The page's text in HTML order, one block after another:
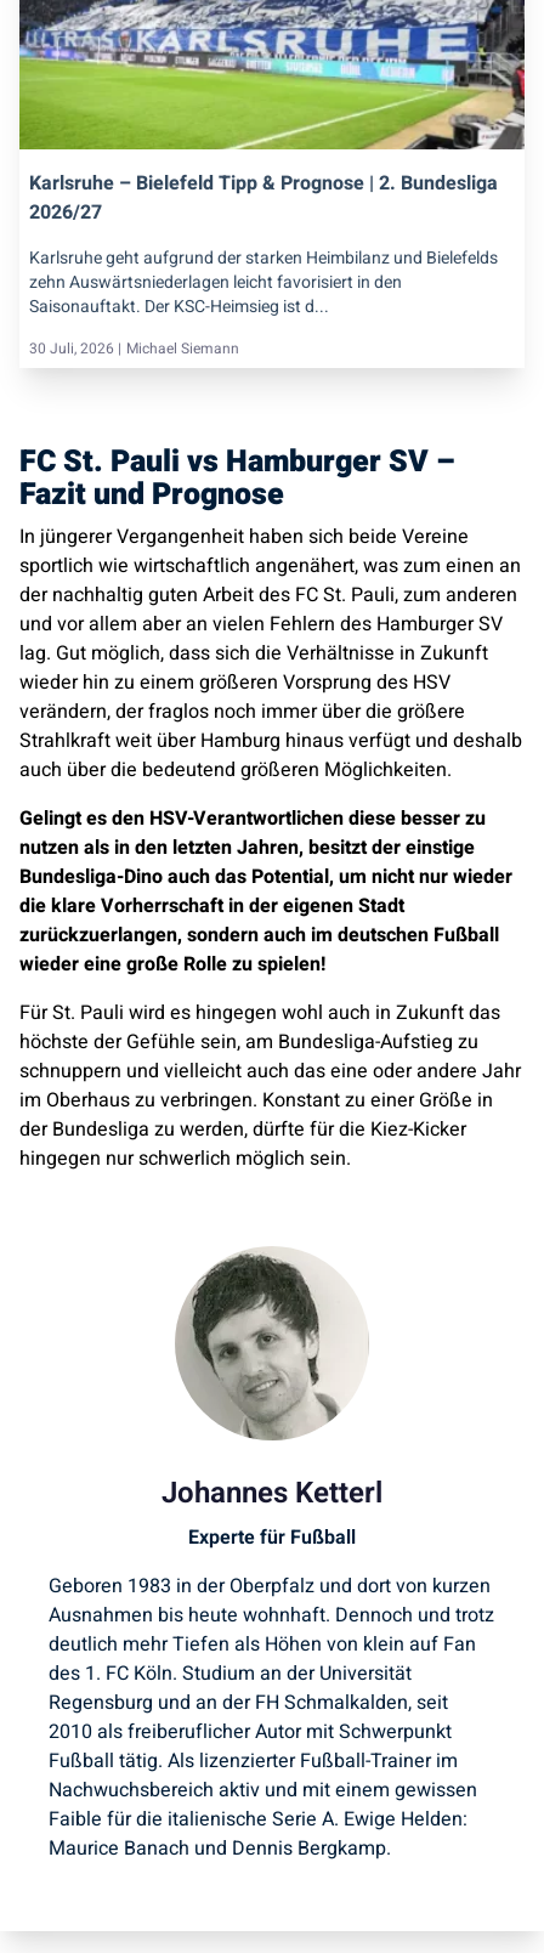
Karlsruhe – Bielefeld Tipp & Prognose | 2. Bundesliga
2026/27
Karlsruhe geht aufgrund der starken Heimbilanz und Bielefelds
zehn Auswärtsniederlagen leicht favorisiert in den
Saisonauftakt. Der KSC-Heimsieg ist d...
30 Juli, 2026 | Michael Siemann
FC St. Pauli vs Hamburger SV –
Fazit und Prognose
In jüngerer Vergangenheit haben sich beide Vereine
sportlich wie wirtschaftlich angenähert, was zum einen an
der nachhaltig guten Arbeit des FC St. Pauli, zum anderen
und vor allem aber an vielen Fehlern des Hamburger SV
lag. Gut möglich, dass sich die Verhältnisse in Zukunft
wieder hin zu einem größeren Vorsprung des HSV
verändern, der fraglos noch immer über die größere
Strahlkraft weit über Hamburg hinaus verfügt und deshalb
auch über die bedeutend größeren Möglichkeiten.
Gelingt es den HSV-Verantwortlichen diese besser zu
nutzen als in den letzten Jahren, besitzt der einstige
Bundesliga-Dino auch das Potential, um nicht nur wieder
die klare Vorherrschaft in der eigenen Stadt
zurückzuerlangen, sondern auch im deutschen Fußball
wieder eine große Rolle zu spielen!
Für St. Pauli wird es hingegen wohl auch in Zukunft das
höchste der Gefühle sein, am Bundesliga-Aufstieg zu
schnuppern und vielleicht auch das eine oder andere Jahr
im Oberhaus zu verbringen. Konstant zu einer Größe in
der Bundesliga zu werden, dürfte für die Kiez-Kicker
hingegen nur schwerlich möglich sein.
Johannes Ketterl
Experte für Fußball
Geboren 1983 in der Oberpfalz und dort von kurzen
Ausnahmen bis heute wohnhaft. Dennoch und trotz
deutlich mehr Tiefen als Höhen von klein auf Fan
des 1. FC Köln. Studium an der Universität
Regensburg und an der FH Schmalkalden, seit
2010 als freiberuflicher Autor mit Schwerpunkt
Fußball tätig. Als lizenzierter Fußball-Trainer im
Nachwuchsbereich aktiv und mit einem gewissen
Faible für die italienische Serie A. Ewige Helden:
Maurice Banach und Dennis Bergkamp.